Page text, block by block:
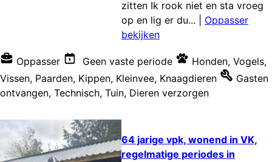
zitten Ik rook niet en sta vroeg
op en lig er du...
Oppasser
bekijken
Oppasser Geen vaste periode Honden, Vogels,
Vissen, Paarden, Kippen, Kleinvee, Knaagdieren
Gasten
ontvangen, Technisch, Tuin, Dieren verzorgen
64 jarige vpk, wonend in VK,
regelmatige periodes in